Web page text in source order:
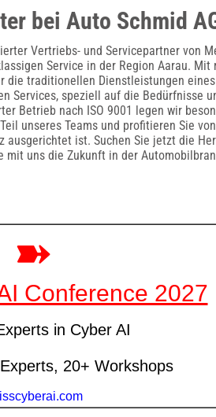
bei Auto Schmid
Vertriebs- und Servicepartner von
Service in der Region Aarau. Mit
traditionellen Dienstleistungen
Services, speziell auf die Bedürfnisse
Betrieb nach ISO 9001 legen wir
unseres Teams und profitieren Sie
ist. Suchen Sie jetzt die
uns die Zukunft in der